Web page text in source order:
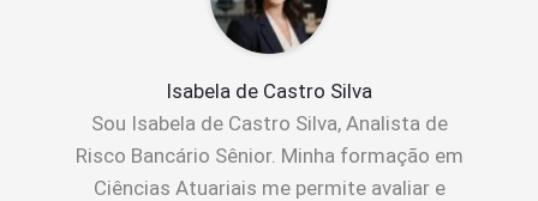
Isabela de Castro Silva
Sou Isabela de Castro Silva, Analista de
Risco Bancário Sênior. Minha formação em
Ciências Atuariais me permite avaliar e